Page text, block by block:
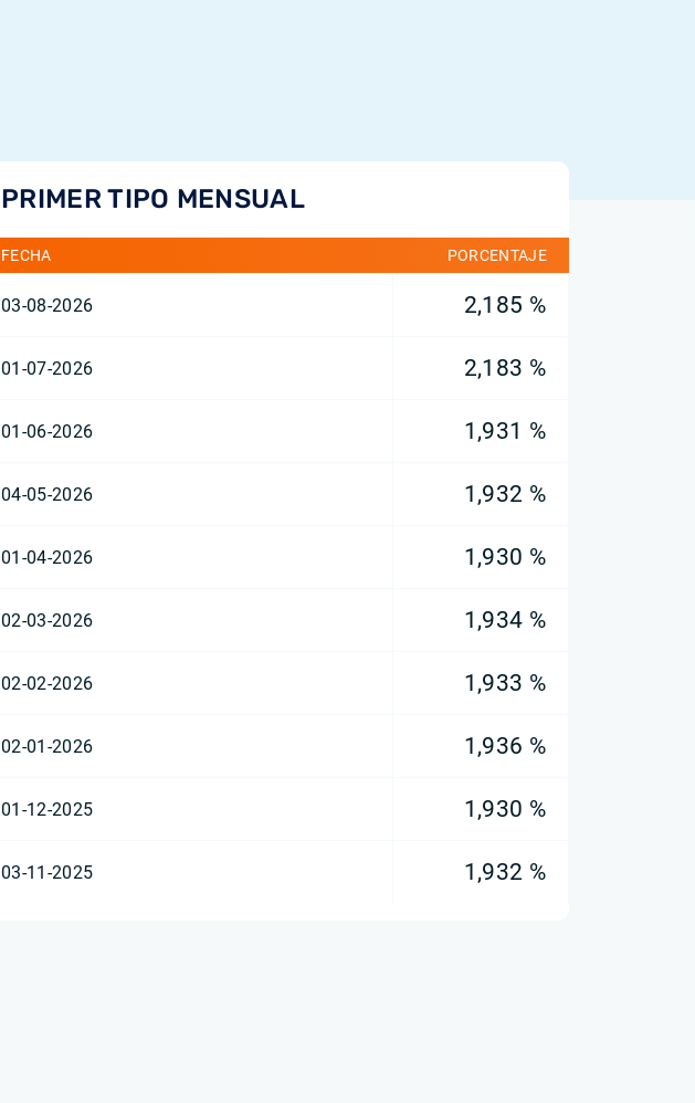
PRIMER TIPO MENSUAL
FECHA PORCENTAJE
03-08-2026 2,185 %
01-07-2026 2,183 %
01-06-2026 1,931 %
04-05-2026 1,932 %
01-04-2026 1,930 %
02-03-2026 1,934 %
02-02-2026 1,933 %
02-01-2026 1,936 %
01-12-2025 1,930 %
03-11-2025 1,932 %